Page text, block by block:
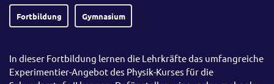
Fortbildung Gymnasium
In dieser Fortbildung lernen die Lehrkräfte das umfangreiche
Experimentier-Angebot des Physik-Kurses für die